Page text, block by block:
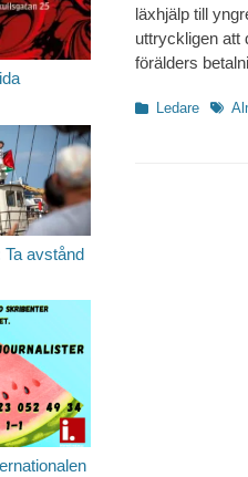
läxhjälp till
uttryckligen att
förälders
Kategorier
Ledare
Ta avstånd